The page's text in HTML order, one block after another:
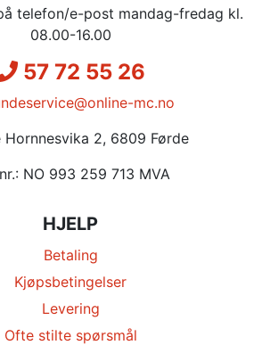
telefon/e-post mandag-fredag kl.
08.00-16.00
57 72 55 26
mc.no
Hornnesvika 2, 6809 Førde
NO 993 259 713 MVA
HJELP
Betaling
Kjøpsbetingelser
Levering
Ofte stilte spørsmål